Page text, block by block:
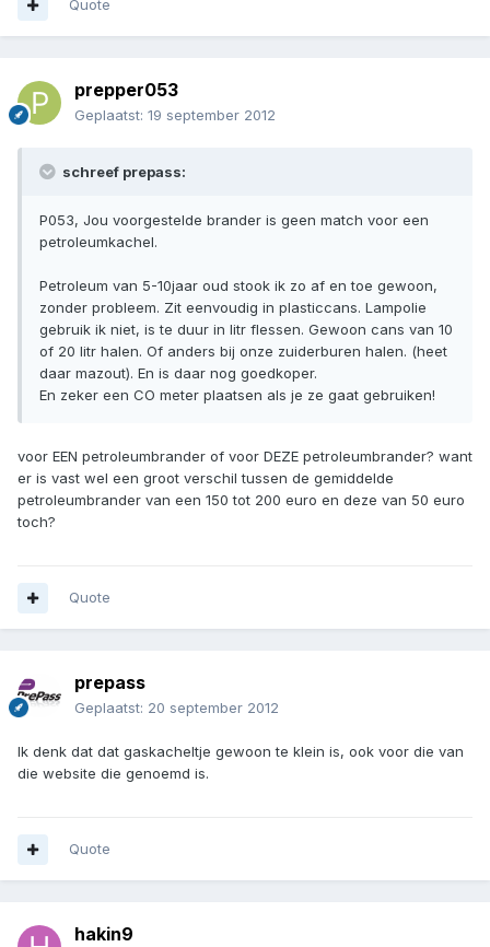
Quote
prepper053
Geplaatst: 19 september 2012
schreef prepass:
P053, Jou voorgestelde brander is geen match voor een
petroleumkachel.
Petroleum van 5-10jaar oud stook ik zo af en toe gewoon,
zonder probleem. Zit eenvoudig in plasticcans. Lampolie
gebruik ik niet, is te duur in litr flessen. Gewoon cans van 10
of 20 litr halen. Of anders bij onze zuiderburen halen. (heet
daar mazout). En is daar nog goedkoper.
En zeker een CO meter plaatsen als je ze gaat gebruiken!
voor EEN petroleumbrander of voor DEZE petroleumbrander? want
er is vast wel een groot verschil tussen de gemiddelde
petroleumbrander van een 150 tot 200 euro en deze van 50 euro
toch?
Quote
prepass
Geplaatst: 20 september 2012
Ik denk dat dat gaskacheltje gewoon te klein is, ook voor die van
die website die genoemd is.
Quote
hakin9